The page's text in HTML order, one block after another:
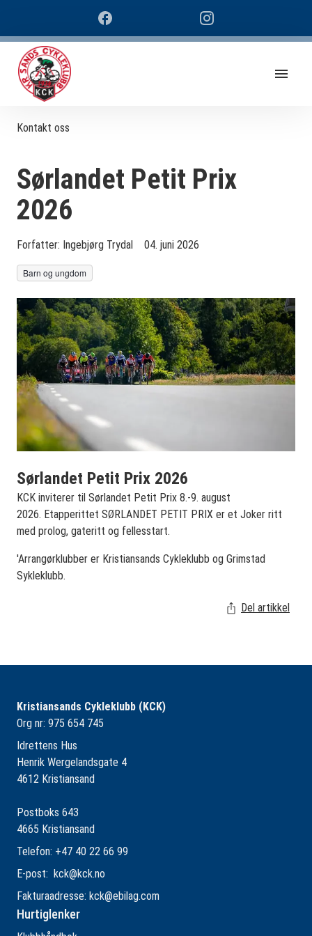
Kontakt oss
Sørlandet Petit Prix
2026
Forfatter: Ingebjørg Trydal 04. juni 2026
Barn og ungdom
Sørlandet Petit Prix 2026
KCK inviterer til Sørlandet Petit Prix 8.-9. august
2026. Etapperittet SØRLANDET PETIT PRIX er et Joker ritt
med prolog, gateritt og fellesstart.
'Arrangørklubber er Kristiansands Cykleklubb og Grimstad
Sykleklubb.
Del artikkel
Kristiansands Cykleklubb (KCK)
Org nr: 975 654 745
Idrettens Hus
Henrik Wergelandsgate 4
4612 Kristiansand
Postboks 643
4665 Kristiansand
Telefon: +47 40 22 66 99
E-post: kck@kck.no
Fakturaadresse: kck@ebilag.com
Hurtiglenker